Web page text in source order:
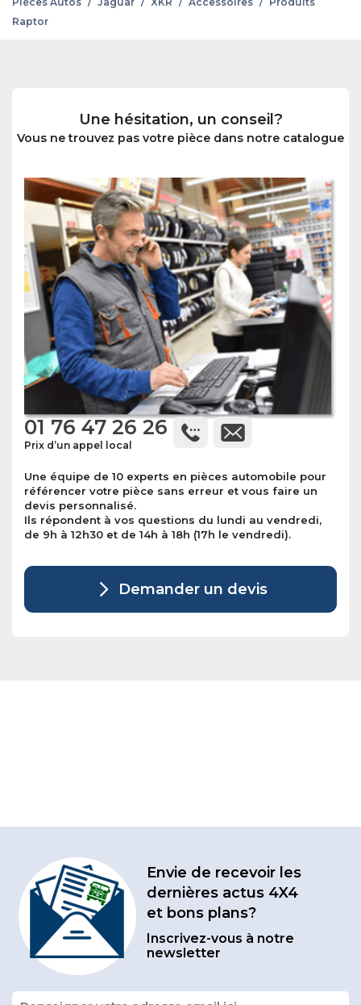
Raptor
Une hésitation, un conseil?
Vous ne trouvez pas votre pièce dans notre catalogue
01 76 47 26 26
Prix d’un appel local
Une équipe de 10 experts en pièces automobile pour
référencer votre pièce sans erreur et vous faire un
devis personnalisé.
Ils répondent à vos questions du lundi au vendredi,
de 9h à 12h30 et de 14h à 18h (17h le vendredi).
Demander un devis
Envie de recevoir les
dernières actus 4X4
et bons plans?
Inscrivez-vous à notre
newsletter